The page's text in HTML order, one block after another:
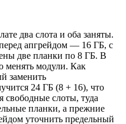
два слота и оба заняты.
апгрейдом — 16 ГБ, с
две планки по 8 ГБ. В
менять модули. Как
заменить
24 ГБ (8 + 16), что
свободные слоты, туда
планки, а прежние
уточнить предельный